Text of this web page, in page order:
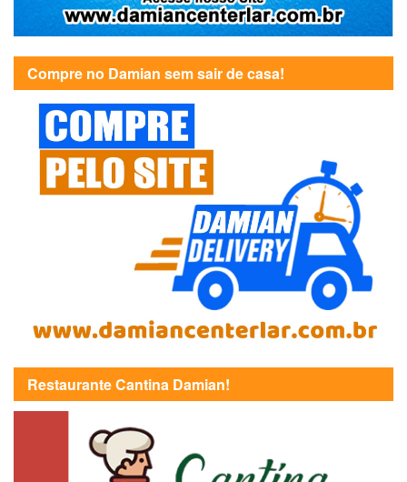
Compre no Damian sem sair de casa!
Restaurante Cantina Damian!